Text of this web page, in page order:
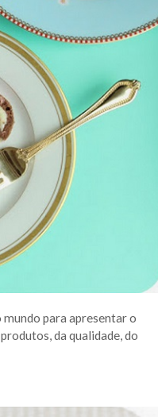
para apresentar o
da qualidade, do